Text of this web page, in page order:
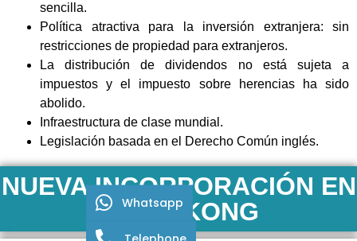
sencilla.
Política atractiva para la inversión extranjera: sin
restricciones de propiedad para extranjeros.
La distribución de dividendos no está sujeta a
impuestos y el impuesto sobre herencias ha sido
abolido.
Infraestructura de clase mundial.
Legislación basada en el Derecho Común inglés.
NUEVA INCORPORACIÓN EN
HONG KONG
Whatsapp
Telephone